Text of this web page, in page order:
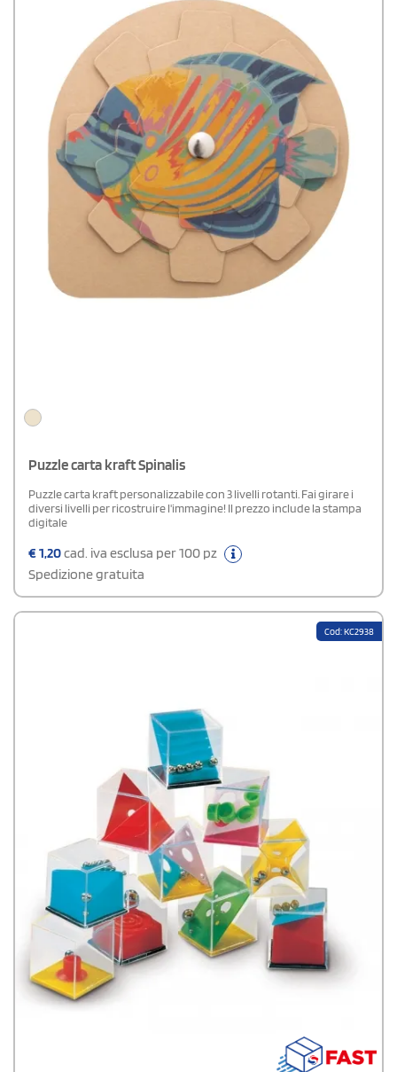
Puzzle carta kraft Spinalis
Puzzle carta kraft personalizzabile con 3 livelli rotanti. Fai girare i
diversi livelli per ricostruire l'immagine! Il prezzo include la stampa
digitale
€1,20cad. iva esclusa per 100 pz
Spedizione gratuita
Cod: KC2938